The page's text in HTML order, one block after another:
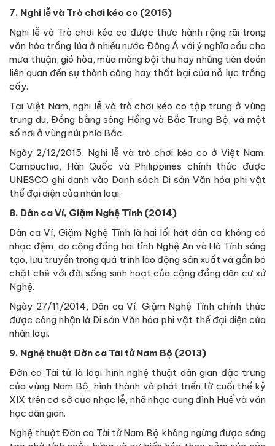
7. Nghi lễ và Trò chơi kéo co (2015)
Nghi lễ và Trò chơi kéo co được thực hành rộng rãi trong
văn hóa trồng lúa ở nhiều nước Đông Á với ý nghĩa cầu cho
mưa thuận, gió hòa, mùa màng bội thu hay những tiên đoán
liên quan đến sự thành công hay thất bại của nỗ lực trồng
cấy.
Tại Việt Nam, nghi lễ và trò chơi kéo co tập trung ở vùng
trung du, Đồng bằng sông Hồng và Bắc Trung Bộ, và một
số nơi ở vùng núi phía Bắc.
Ngày 2/12/2015, Nghi lễ và trò chơi kéo co ở Việt Nam,
Campuchia, Hàn Quốc và Philippines chính thức được
UNESCO ghi danh vào Danh sách Di sản Văn hóa phi vật
thể đại diện của nhân loại.
8. Dân ca Ví, Giặm Nghệ Tĩnh (2014)
Dân ca Ví, Giặm Nghệ Tĩnh là hai lối hát dân ca không có
nhạc đệm, do cộng đồng hai tỉnh Nghệ An và Hà Tĩnh sáng
tạo, lưu truyền trong quá trình lao động sản xuất và gắn bó
chặt chẽ với đời sống sinh hoạt của cộng đồng dân cư xứ
Nghệ.
Ngày 27/11/2014, Dân ca Ví, Giặm Nghệ Tĩnh chính thức
được công nhận là Di sản Văn hóa phi vật thể đại diện của
nhân loại.
9. Nghệ thuật Đờn ca Tài tử Nam Bộ (2013)
Đờn ca Tài tử là loại hình nghệ thuật dân gian đặc trưng
của vùng Nam Bộ, hình thành và phát triển từ cuối thế kỷ
XIX trên cơ sở của nhạc lễ, nhã nhạc cung đình Huế và văn
học dân gian.
Nghệ thuật Đờn ca Tài tử Nam Bộ không ngừng được sáng